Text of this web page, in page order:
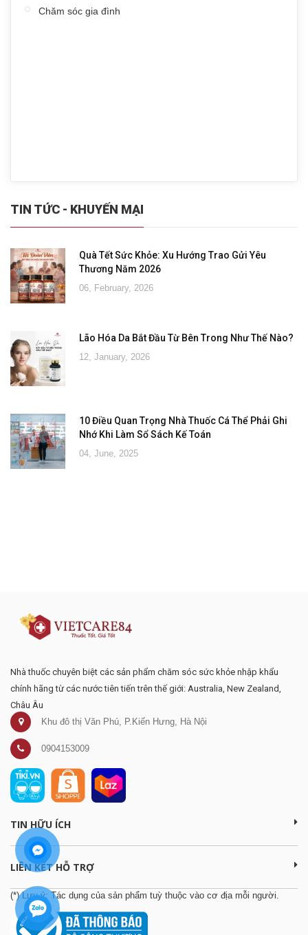
Chăm sóc gia đình
TIN TỨC - KHUYẾN MẠI
Quà Tết Sức Khỏe: Xu Hướng Trao Gửi Yêu
Thương Năm 2026
06, February, 2026
Lão Hóa Da Bắt Đầu Từ Bên Trong Như Thế Nào?
12, January, 2026
10 Điều Quan Trọng Nhà Thuốc Cá Thể Phải Ghi
Nhớ Khi Làm Sổ Sách Kế Toán
04, June, 2025
Nhà thuốc chuyên biệt các sản phẩm chăm sóc sức khỏe nhập khẩu
chính hãng từ các nước tiên tiến trên thế giới: Australia, New Zealand,
Châu Âu
Khu đô thị Văn Phú, P.Kiến Hưng, Hà Nội
0904153009
TIN HỮU ÍCH
LIÊN KẾT HỖ TRỢ
(*) Lưu ý: Tác dụng của sản phẩm tuỳ thuộc vào cơ địa mỗi người.